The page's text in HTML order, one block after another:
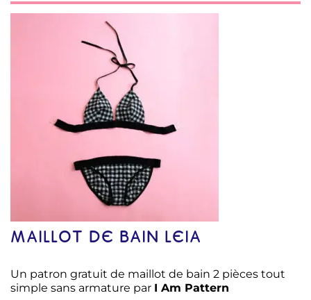
MAILLOT DE BAIN LEIA
Un patron gratuit de maillot de bain 2 pièces tout
simple sans armature par I Am Pattern